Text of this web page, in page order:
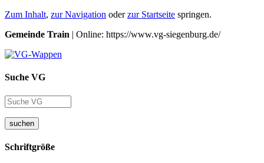
Zum Inhalt, zur Navigation oderzur Startseite springen.
Gemeinde Train | Online: https://www.vg-siegenburg.de/
Suche VG
suchen
Schriftgröße